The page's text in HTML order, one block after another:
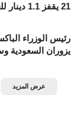
21 يقفز 1.1 دينار للغرام
رئيس الوزراء
يزوران السعودية
عرض المزيد